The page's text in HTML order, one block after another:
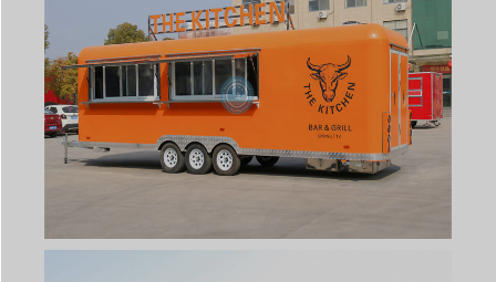
Latviešu valoda
Hrvatski
Српски језик
Norsk nynorsk
Eesti